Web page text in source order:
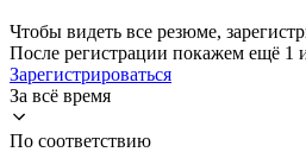
Чтобы видеть все резюме,
После регистрации покажем ещё 1
Зарегистрироваться
За всё время
По соответствию